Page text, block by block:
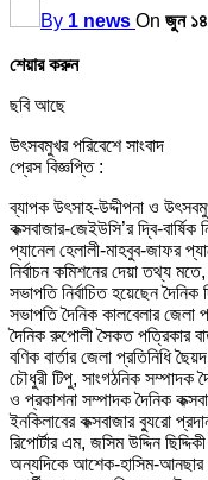
By 1 news On জুন
শেয়ার করুন
ছবি আছে
উৎসবমুখর পরিবেশে সাংবাদ
প্রেস বিজ্ঞপ্তি :
ব্যাপক উৎসাহ-উদ্দীপনা ও
কক্সবাজার-জেইউসি’র দ্বি-বার্ষিক
প্যানেল হেলালী-মাহবুব-জাফর
নির্বাচন কমিশনের দেয়া তথ্য
সভাপতি নির্বাচিত হয়েছেন
সভাপতি দৈনিক কালবেলার জেলা
দৈনিক রুপোলী সৈকত পত্রিকার
বণিক বার্তার জেলা প্রতিনিধি
চৌধুরী টিপু, সাংগঠনিক সম্পাদক
ও প্রকাশনা সম্পাদক দৈনিক
ইনকিলাবের কক্সবাজার ব্যুরো
রিপোর্টার এম, জসিম উদ্দিন
অন্যদিকে আশেক-হাসিম-আনছার